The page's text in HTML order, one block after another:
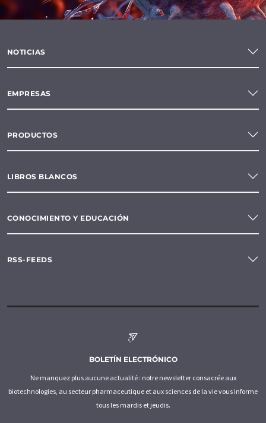
NOTICIAS
EMPRESAS
PRODUCTOS
LIBROS BLANCOS
CONOCIMIENTO Y EDUCACIÓN
RSS-FEEDS
BOLETÍN ELECTRÓNICO
Ne manquez plus aucune actualité : notre newsletter consacrée aux
biotechnologies, au secteur pharmaceutique et aux sciences de la vie vous informe
tous les mardis et jeudis.